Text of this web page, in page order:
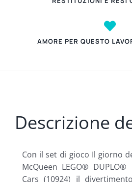
AMORE PER QUESTO
Descrizione
Con il set di gioco Il giorno
McQueen LEGO®
Cars (10924) il